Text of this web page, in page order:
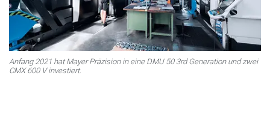
Anfang 2021 hat Mayer Präzision in eine DMU 50 3rd Generation und zwei
CMX 600 V investiert.